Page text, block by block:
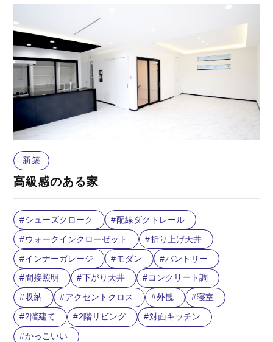
新築
高級感のある家
シューズクローク
配線ダクトレール
ウォークインクローゼット
折り上げ天井
インナーガレージ
モダン
バントリー
間接照明
下がり天井
コンクリート調
収納
アクセントクロス 外観
寝室
2階建て
2階リビング
対面キッチン
かっこいい